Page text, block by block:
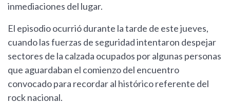
inmediaciones del lugar.
El episodio ocurrió durante la tarde de este jueves,
cuando las fuerzas de seguridad intentaron despejar
sectores de la calzada ocupados por algunas personas
que aguardaban el comienzo del encuentro
convocado para recordar al histórico referente del
rock nacional.